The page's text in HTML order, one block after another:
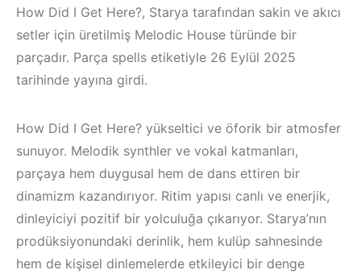
/ Çeşme /
/ Akyaka /
Çeşme / Bodrum
Akyaka /
How Did I Get Here?, Starya tarafından sakin ve akıcı
setler için üretilmiş Melodic House türünde bir
parçadır. Parça spells etiketiyle 26 Eylül 2025
tarihinde yayına girdi.
How Did I Get Here? yükseltici ve öforik bir atmosfer
sunuyor. Melodik synthler ve vokal katmanları,
parçaya hem duygusal hem de dans ettiren bir
dinamizm kazandırıyor. Ritim yapısı canlı ve enerjik,
dinleyiciyi pozitif bir yolculuğa çıkarıyor. Starya’nın
prodüksiyonundaki derinlik, hem kulüp sahnesinde
hem de kişisel dinlemelerde etkileyici bir denge